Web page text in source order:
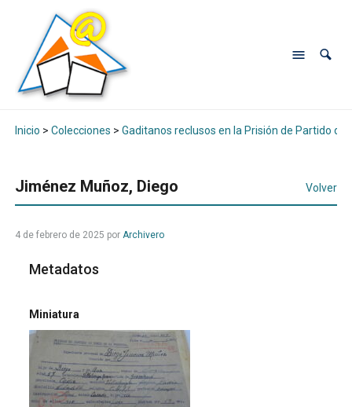
Inicio > Colecciones > Gaditanos reclusos en la Prisión de Partido de
Jiménez Muñoz, Diego Volver
4 de febrero de 2025 por Archivero
Metadatos
Miniatura